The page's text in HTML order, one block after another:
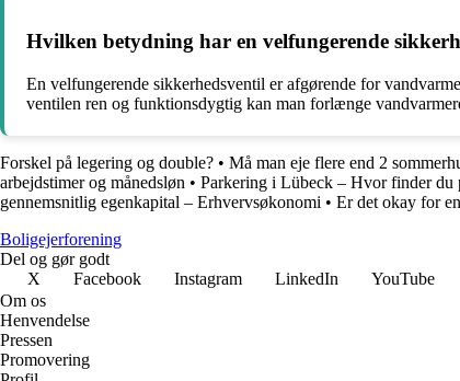
Hvilken betydning har en velfungerende
En velfungerende sikkerhedsventil er afgørende for
ventilen ren og funktionsdygtig kan man forlænge
Forskel på legering og double? • Må man eje flere end 2
arbejdstimer og månedsløn • Parkering i Lübeck – Hvor finder du
gennemsnitlig egenkapital – Erhvervsøkonomi • Er det okay for
Boligejerforening
Del og gør godt
X
Facebook Instagram LinkedIn YouTube
Om os
Henvendelse
Pressen
Promovering